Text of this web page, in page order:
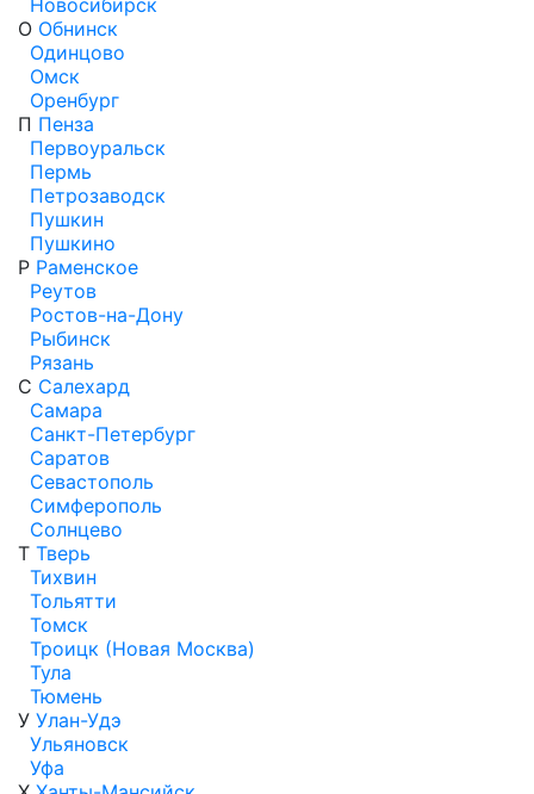
Новосибирск
О Обнинск
Одинцово
Омск
Оренбург
П Пенза
Первоуральск
Пермь
Петрозаводск
Пушкин
Пушкино
Р Раменское
Реутов
Ростов-на-Дону
Рыбинск
Рязань
С Салехард
Самара
Санкт-Петербург
Саратов
Севастополь
Симферополь
Солнцево
Т Тверь
Тихвин
Тольятти
Томск
Троицк (Новая Москва)
Тула
Тюмень
У Улан-Удэ
Ульяновск
Уфа